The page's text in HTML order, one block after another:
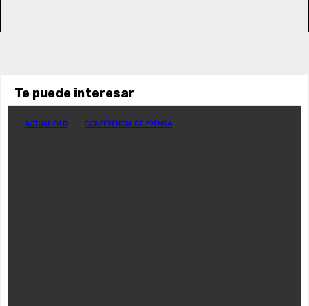
Te puede interesar
ACTUALIDAD CONFERENCIA DE PRENSA